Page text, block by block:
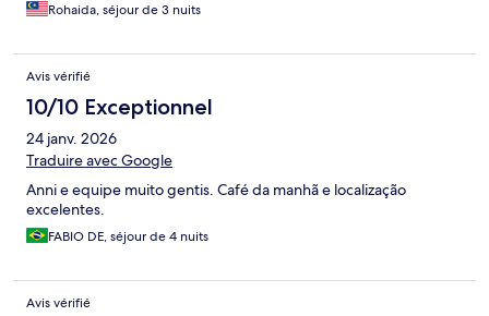
Rohaida, séjour de 3 nuits
Avis vérifié
10/10 Exceptionnel
24 janv. 2026
Traduire avec Google
Anni e equipe muito gentis. Café da manhã e localização
excelentes.
FABIO DE, séjour de 4 nuits
Avis vérifié